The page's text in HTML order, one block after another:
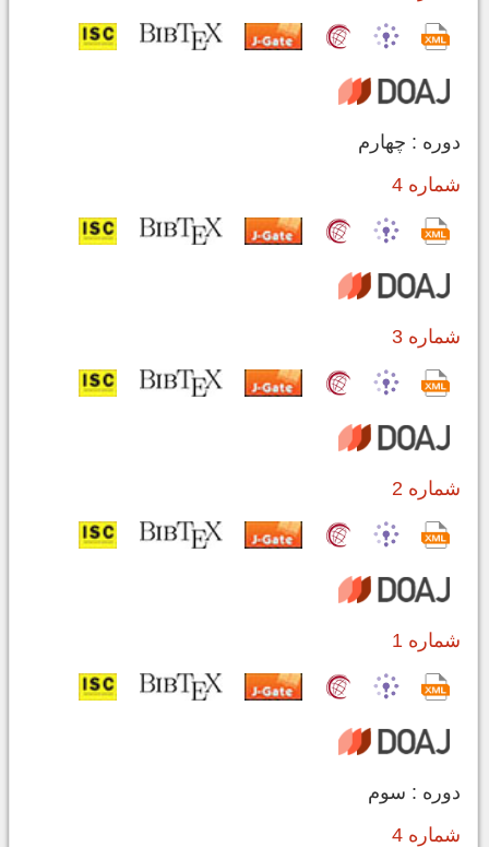
دوره : چهارم
شماره 4
شماره 3
شماره 2
شماره 1
دوره : سوم
شماره 4